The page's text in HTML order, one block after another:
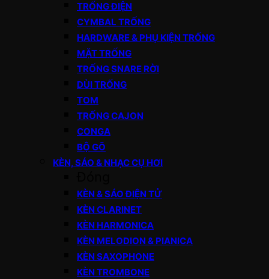
TRỐNG ĐIỆN
CYMBAL TRỐNG
HARDWARE & PHỤ KIỆN TRỐNG
MẶT TRỐNG
TRỐNG SNARE RỜI
DÙI TRỐNG
TOM
TRỐNG CAJON
CONGA
BỘ GÕ
KÈN, SÁO & NHẠC CỤ HƠI
KÈN & SÁO ĐIỆN TỬ
KÈN CLARINET
KÈN HARMONICA
KÈN MELODION & PIANICA
KÈN SAXOPHONE
KÈN TROMBONE